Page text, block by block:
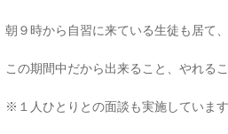
朝９時から自習に来ている生徒も居て
この期間中だから出来ること、やれる
※１人ひとりとの面談も実施しています